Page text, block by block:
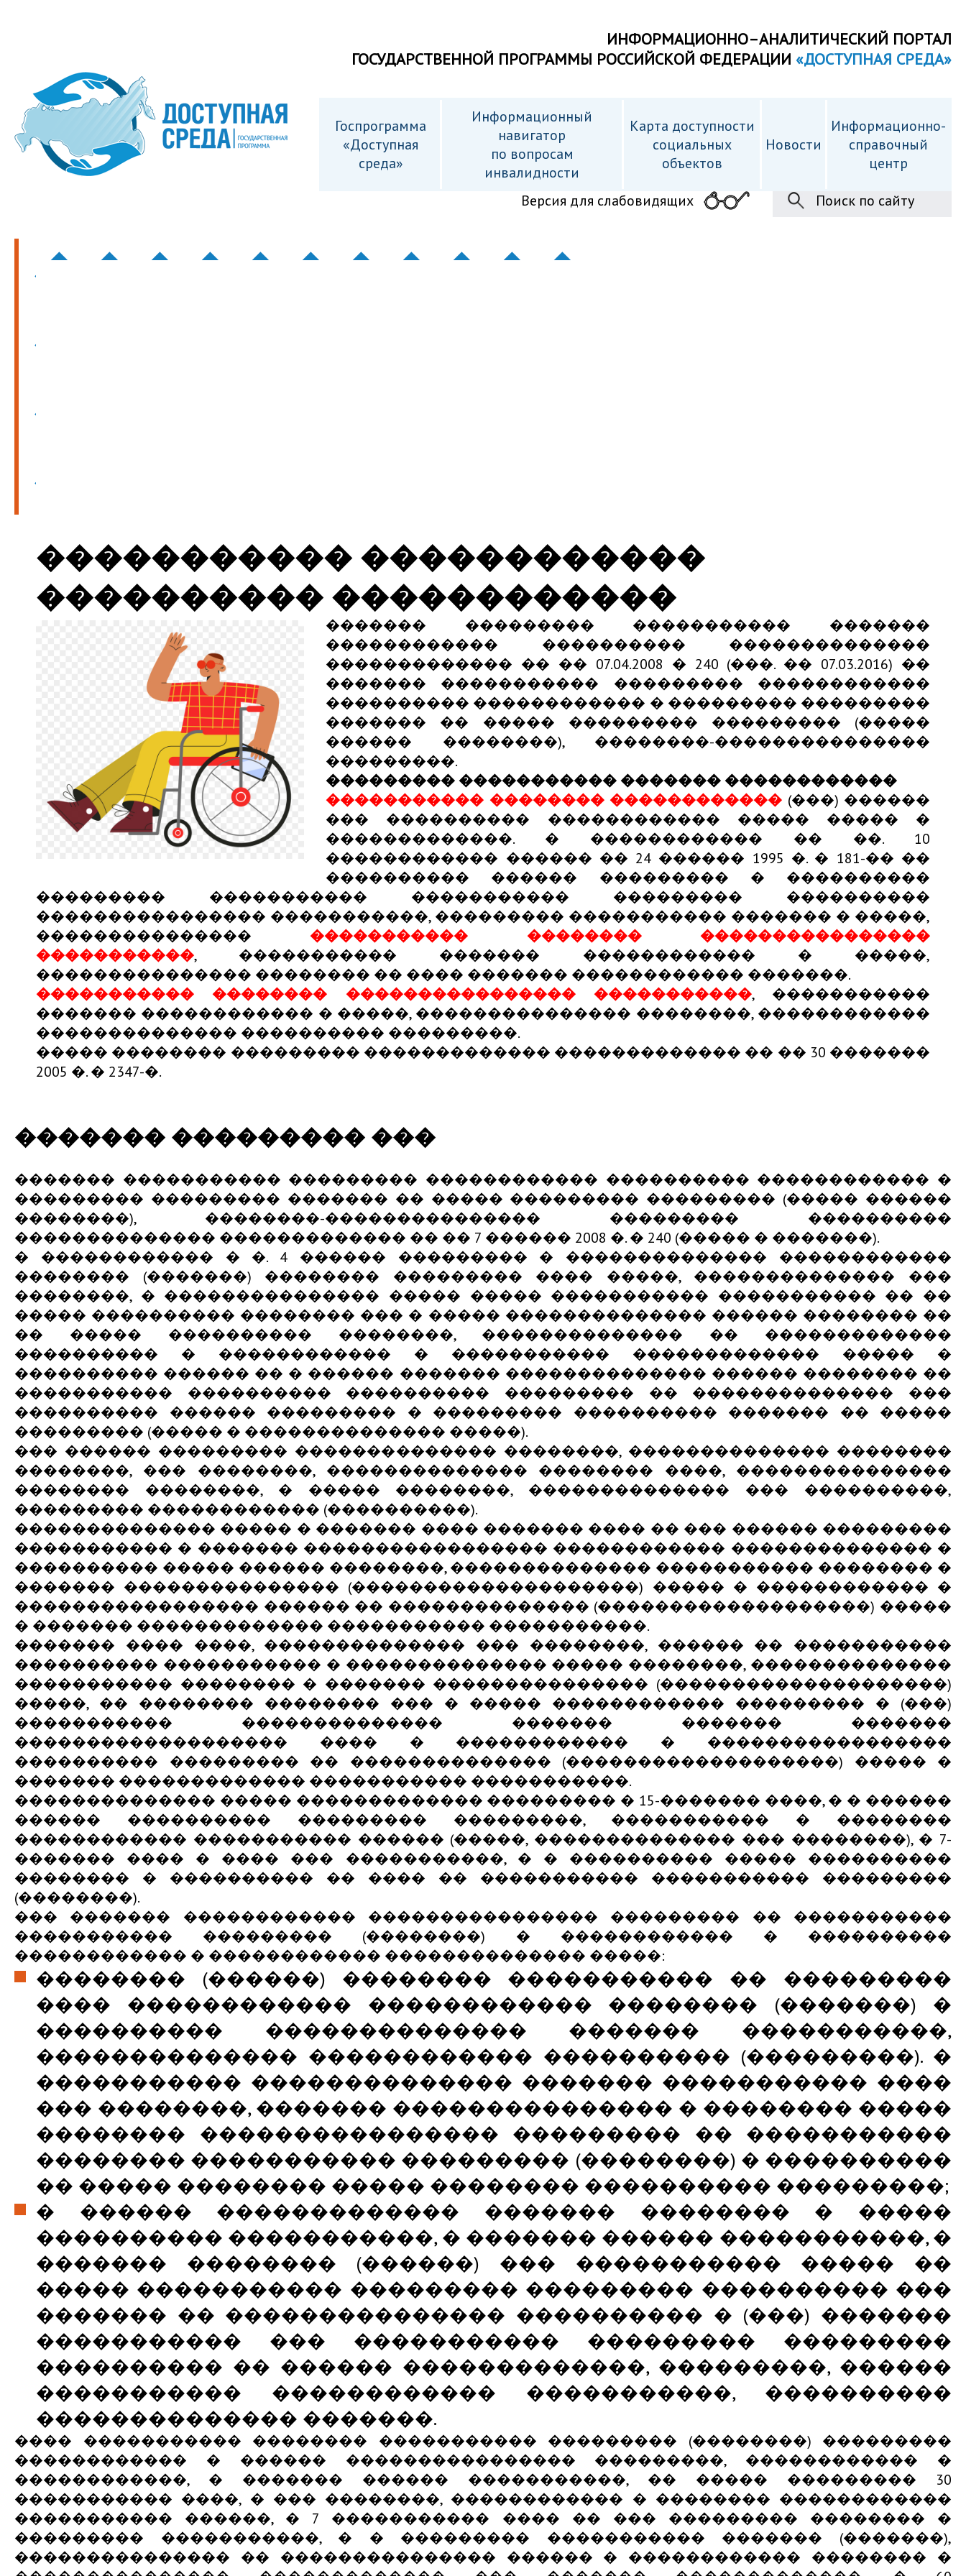
ИНФОРМАЦИОННО–АНАЛИТИЧЕСКИЙ ПОРТАЛ
ГОСУДАРСТВЕННОЙ ПРОГРАММЫ РОССИЙСКОЙ ФЕДЕРАЦИИ «ДОСТУПНАЯ СРЕДА»
Госпрограмма
«Доступная
среда»
Информационный
навигатор
по вопросам
инвалидности
Карта доступности
cоциальных
объектов
Новости
Информационно-
справочный
центр
Версия для слабовидящих
Поиск по сайту
�����������
������������
����������
������������
����������� ������������
���������� ������������
������� ��������� ����������� �������
������������ ���������� ��������������
������������� �� �� 07.04.2008 � 240 (���. �� 07.03.2016) ��
������� ����������� ��������� ������������
���������� ������������ � ��������� ���������
������� �� ����� ��������� ��������� (�����
������ ��������), ��������-���������������
���������.
��������� ����������� ������� ������������
����������� �������� ������������ (���) ������
��� ���������� ������������ ����� ����� �
�������������. � ������������ �� ��. 10
������������ ������ �� 24 ������ 1995 �. � 181-�� ��
���������� ������ ��������� � ����������
��������� ����������� ����������� ��������� ����������
���������������� �����������, ��������� ����������� ������� � �����,
�������������������������� �������� ����������������
�����������, ����������� ������� ������������ � �����,
��������������� �������� �� ���� ������� ������������ �������.
����������� �������� ���������������� �����������, �����������
������� ������������ � �����, ��������������� ��������, ������������
�������������� ���������� ���������.
����� �������� ��������� ������������� ������������� �� �� 30 �������
2005 �. � 2347-�.
������� ��������� ���
������� ����������� ��������� ������������ ���������� ������������ �
��������� ��������� ������� �� ����� ��������� ��������� (����� ������
��������), ��������-��������������� ��������� ����������
�������������� ������������� �� �� 7 ������ 2008 �. � 240 (����� � �������).
� ������������ � �. 4 ������ ��������� � �������������� ������������
�������� (�������) �������� ��������� ���� �����, �������������� ���
��������, � ��������������� ����� ����� ����������� ����������� �� ��
����� ���������� �������� ��� � ����� �������������� ������ �������� ��
�� ����� ���������� ��������, �������������� �� �������������
���������� � ������������ � ����������� ������������� ����� �
���������� ������ �� � ������ ������� �������������� ������ �������� ��
����������� ���������� ���������� ��������� �� �������������� ���
���������� ������ ��������� � ��������� ���������� ������� �� �����
��������� (����� � �������������� �����).
��� ������ ��������� �������������� ��������, �������������� ��������
��������, ��� ��������, �������������� �������� ����, ���������������
�������� ��������, � ����� ��������, �������������� ��� ����������,
��������� ������������ (����������).
�������������� ����� � ������� ���� ������� ���� �� ��� ������ ���������
����������� � ������� ����������������� ������������ �������������� �
���������� ����� ������ ��������, �������������� ����������� �������� �
������� ��������������� (��������������������) ����� � ������������ �
����������������� ������ �� �������������� (�������������������) �����
� ������� ������������� ����������� �����������.
������� ���� ����, �������������� ��� ��������, ������ �� �����������
���������� ����������� � �������������� ����� ��������, ��������������
����������� �������� � ������� ��������������� (��������������������)
�����, �� �������� �������� ��� � ����� ������������ ��������� � (���)
����������� �������������� ������� ������� �������
������������������� ���� � ������������ � �����������������
���������� ��������� �� �������������� (�������������������) ����� �
������� ������������� ����������� �����������.
�������������� ����� ������������� ��������� � 15-������� ����, � � ������
������ ���������� ��������� ���������, ����������� � ��������
������������ ����������� ������ (�����, �������������� ��� ��������), � 7-
������� ���� � ���� ��� �����������, � � ���������� ����� ����������
�������� � ���������� �� ���� �� ����������� ����������� ���������
(��������).
��� ������� ������������ ���������������� ��������� �� �����������
����������� ��������� (��������) � ������������ � ����������
������������ � ������������ �������������� �����:
�������� (������) �������� ����������� �� ���������
���� ������������ ������������ �������� (�������) �
���������� �������������� ������� �����������,
�������������� ������������ ���������� (���������). �
����������� �������������� ������� ����������� ����
��� ��������, ������� ��������������� � �������� �����
�������� ���������������� ��������� �� �����������
�������� ����������� ��������� (��������) � ����������
�� ����� �������� ����� �������� ���������� ���������;
� ������ ������������� ������� �������� � �����
���������� �����������, � ������� ������ �����������, �
������� �������� (������) ��� ����������� ����� ��
����� ����������� ��������� ��������� ���������� ���
������� �� ��������������� ���������� � (���) �������
����������� ��� ����������� ��������� ���������
���������� �� ������ �������������, ���������, ������
����������� ������������ �����������, ����������
�������������� �������.
���� ����������� �������� ����������� ��������� (��������) ���������
������������ � ������ ���������������� ���������, ������������ �
������������, � ������� ������ �����������, �� ����� ��������� 30
����������� ����, � ��� ��������, ������������ � �������� ������������
����������� ������, � 7 ����������� ���� �� ��� ��������� �������� �
��������� �����������, � � ��������� ����������� ������� (�������),
��������������� �� ��������������� ������ � ������������ �������� �